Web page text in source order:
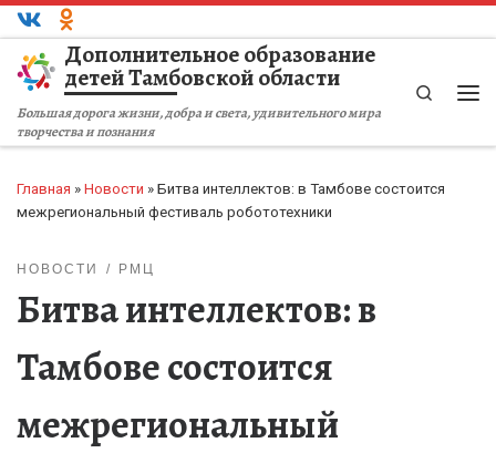
Перейти к содержимому
Дополнительное образование
детей Тамбовской области
Большая дорога жизни, добра и света, удивительного мира
творчества и познания
Search
Главная » Новости » Битва интеллектов: в Тамбове состоится
межрегиональный фестиваль робототехники
НОВОСТИ РМЦ
Битва интеллектов: в
Тамбове состоится
межрегиональный